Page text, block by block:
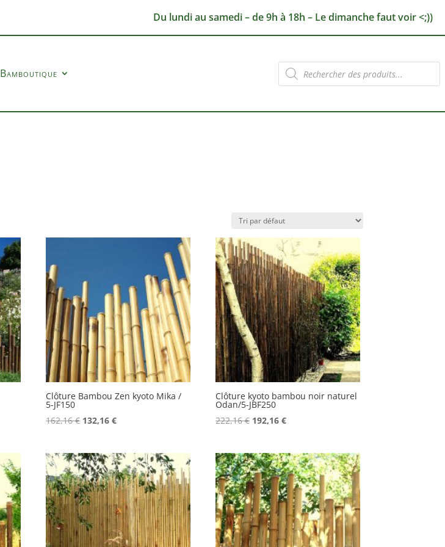
Du lundi au samedi – de 9h à 18h – Le dimanche faut voir <;))
Bamboutique
Recherche
de
produits
Clôture Bambou Zen kyoto Mika /
5-JF150
162,16€ Le
était :
162,16 €.
132,16€Le
est :
132,16 €.
Clôture kyoto bambou noir naturel
Odan/5-JBF250
222,16€ Le
était :
222,16 €.
192,16€Le
est :
192,16 €.